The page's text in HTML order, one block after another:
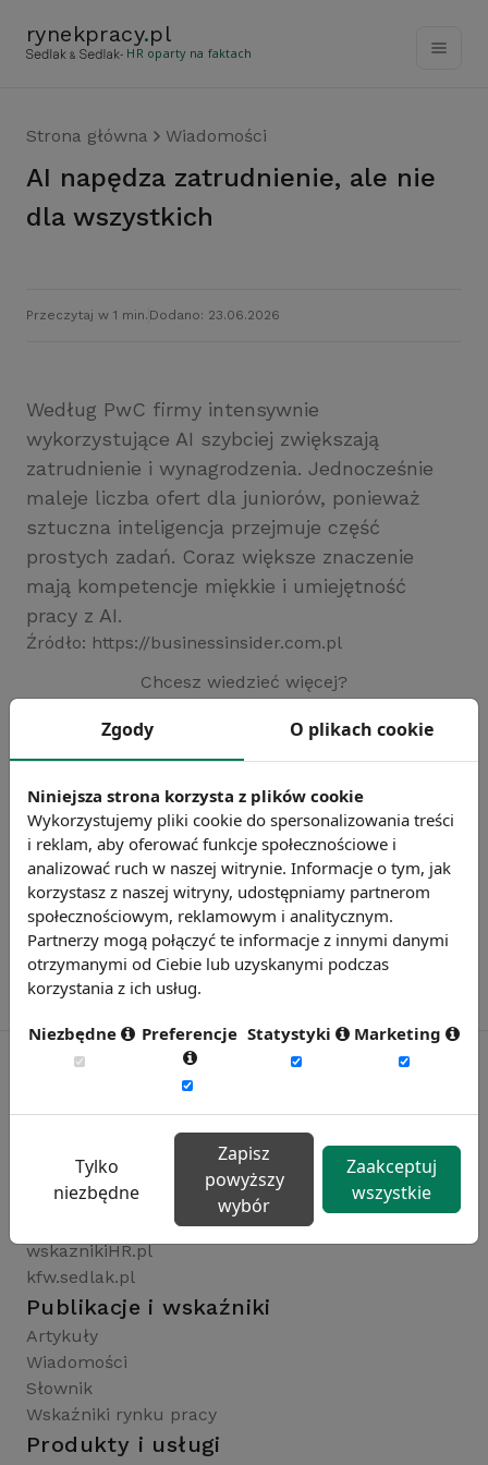
rynekpracy.pl
- HR oparty na faktach
Strona główna Wiadomości
AI napędza zatrudnienie, ale nie
dla wszystkich
Przeczytaj w 1 min. Dodano: 23.06.2026
Według PwC firmy intensywnie
wykorzystujące AI szybciej zwiększają
zatrudnienie i wynagrodzenia. Jednocześnie
maleje liczba ofert dla juniorów, ponieważ
sztuczna inteligencja przejmuje część
prostych zadań. Coraz większe znaczenie
mają kompetencje miękkie i umiejętność
pracy z AI.
Źródło: https://businessinsider.com.pl
Chcesz wiedzieć więcej?
Rynekpracy.pl
wynagrodzenia.pl
raportyplacowe.pl
wskaznikiHR.pl
kfw.sedlak.pl
Publikacje i wskaźniki
Artykuły
Wiadomości
Słownik
Wskaźniki rynku pracy
Produkty i usługi
Zgody O plikach cookie
Niniejsza strona korzysta z plików cookie
Wykorzystujemy pliki cookie do spersonalizowania treści
i reklam, aby oferować funkcje społecznościowe i
analizować ruch w naszej witrynie. Informacje o tym, jak
korzystasz z naszej witryny, udostępniamy partnerom
społecznościowym, reklamowym i analitycznym.
Partnerzy mogą połączyć te informacje z innymi danymi
otrzymanymi od Ciebie lub uzyskanymi podczas
korzystania z ich usług.
Niezbędne Preferencje Statystyki Marketing
Tylko
niezbędne
Zapisz
powyższy
wybór
Zaakceptuj
wszystkie